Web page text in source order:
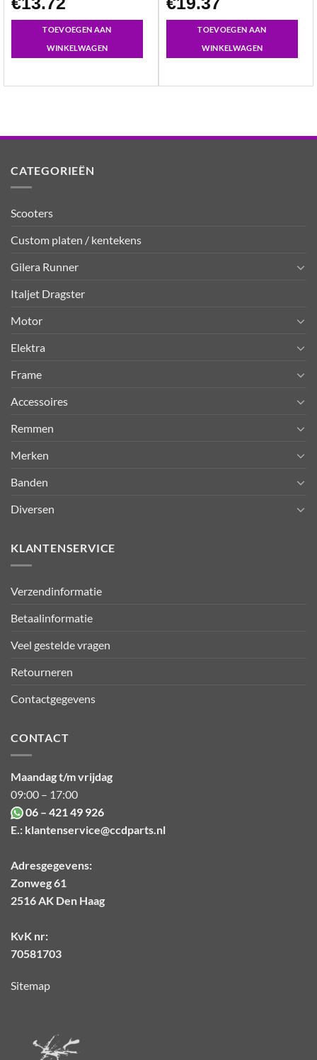
TOEVOEGEN AAN
WINKELWAGEN
TOEVOEGEN AAN
WINKELWAGEN
CATEGORIEËN
Scooters
Custom platen / kentekens
Gilera Runner
Italjet Dragster
Motor
Elektra
Frame
Accessoires
Remmen
Merken
Banden
Diversen
KLANTENSERVICE
Verzendinformatie
Betaalinformatie
Veel gestelde vragen
Retourneren
Contactgegevens
CONTACT
Maandag t/m vrijdag
09:00 – 17:00
06 – 421 49 926
E.: klantenservice@ccdparts.nl
Adresgegevens:
Zonweg 61
2516 AK Den Haag
KvK nr:
70581703
Sitemap